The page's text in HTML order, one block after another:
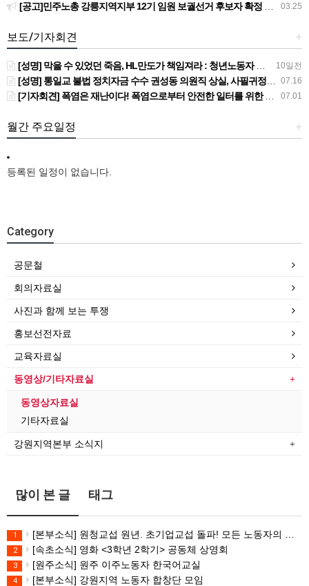
03.25
[공고]민주노총 강릉지역지부 12기 임원 보궐선거 후보자 확정 공고
+
보도/기자회견
10일전
[성명] 막을 수 있었던 죽음, HL만도가 책임져라 : 청년노동자 사망사고의 철저한 진상규명과 재발방지 대책 마련하라
07.16
[성명] 통일교 불법 정치자금 수수 권성동 의원직 상실, 사필귀정이다
07.01
[기자회견] 폭염은 재난이다! 폭염으로부터 안전한 일터를 위한 민주노총 강원지역본부 폭염감시단 선포 기자회견
+
월간 주요일정
등록된 일정이 없습니다.
Category
공문철
회의자료실
사진과 함께 보는 투쟁
홍보선전자료
교육자료실
동영상/기타자료실
동영상자료실
기타자료실
강원지역본부 소식지
많이 본 글 태그
1 [본부소식] 원청교섭 원년. 초기업교섭 돌파! 모든 노동자의 노동기본권 쟁취! 민주노총 7.15 총파업대회
2 [속초소식] 영화 <3학년 2학기> 공동체 상영회
3 [원주소식] 원주 이주노동자 한국어교실
4 [본부소식] 강원지역 노동자 합창단 모임